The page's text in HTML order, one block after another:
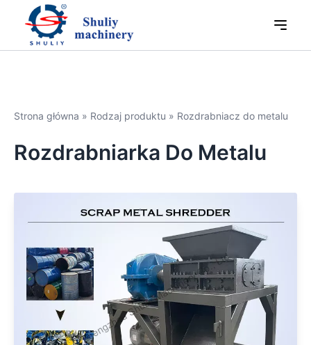
Strona główna » Rodzaj produktu » Rozdrabniacz do metalu
Rozdrabniarka Do Metalu